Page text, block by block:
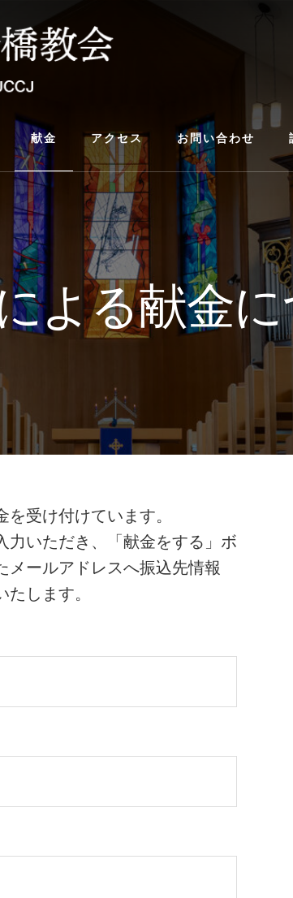
献金 アクセス お問い合わせ
よる献金
受け付けています。
力いただき、「献金をする」ボ
メールアドレスへ振込先情報
たします。